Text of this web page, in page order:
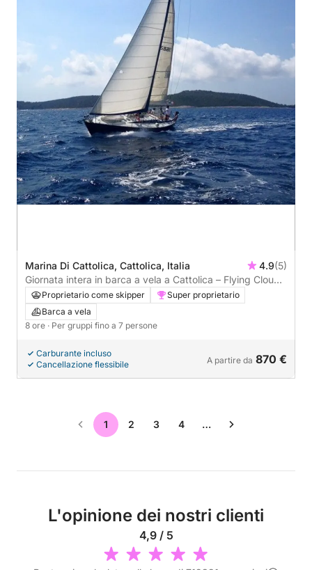
Marina Di Cattolica, Cattolica, Italia 4.9(5)
Giornata intera in barca a vela a Cattolica – Flying Cloud
(IOR 45)
Proprietario come skipper
Super proprietario
Barca a vela
8 ore · Per gruppi fino a 7 persone
Carburante incluso
Cancellazione flessibile
A partire da 870 €
1 2 3 4 …
L'opinione dei nostri clienti
4,9 / 5